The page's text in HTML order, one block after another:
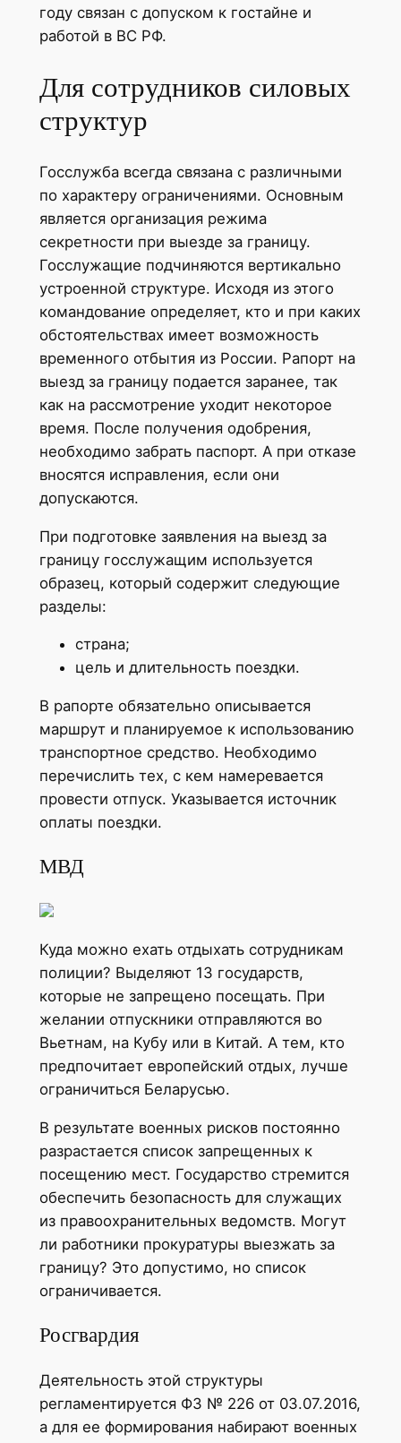
году связан с допуском к гостайне и
работой в ВС РФ.
Для сотрудников силовых
структур
Госслужба всегда связана с различными
по характеру ограничениями. Основным
является организация режима
секретности при выезде за границу.
Госслужащие подчиняются вертикально
устроенной структуре. Исходя из этого
командование определяет, кто и при каких
обстоятельствах имеет возможность
временного отбытия из России. Рапорт на
выезд за границу подается заранее, так
как на рассмотрение уходит некоторое
время. После получения одобрения,
необходимо забрать паспорт. А при отказе
вносятся исправления, если они
допускаются.
При подготовке заявления на выезд за
границу госслужащим используется
образец, который содержит следующие
разделы:
страна;
цель и длительность поездки.
В рапорте обязательно описывается
маршрут и планируемое к использованию
транспортное средство. Необходимо
перечислить тех, с кем намеревается
провести отпуск. Указывается источник
оплаты поездки.
МВД
Куда можно ехать отдыхать сотрудникам
полиции? Выделяют 13 государств,
которые не запрещено посещать. При
желании отпускники отправляются во
Вьетнам, на Кубу или в Китай. А тем, кто
предпочитает европейский отдых, лучше
ограничиться Беларусью.
В результате военных рисков постоянно
разрастается список запрещенных к
посещению мест. Государство стремится
обеспечить безопасность для служащих
из правоохранительных ведомств. Могут
ли работники прокуратуры выезжать за
границу? Это допустимо, но список
ограничивается.
Росгвардия
Деятельность этой структуры
регламентируется ФЗ № 226 от 03.07.2016,
а для ее формирования набирают военных